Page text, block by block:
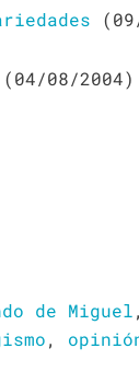
(04/08/2004)
de Miguel
,